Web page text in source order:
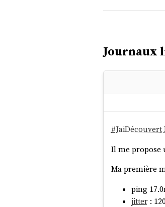
Journaux
#JaiDécouvert
Il me propose
Ma première
ping
jitter: